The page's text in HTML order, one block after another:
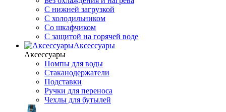
С нижней загрузкой
С холодильником
Со шкафчиком
С защитой на горячей воде
Аксессуары
Аксессуары
Помпы для воды
Стаканодержатели
Подставки
Ручки для переноса
Чехлы для бутылей